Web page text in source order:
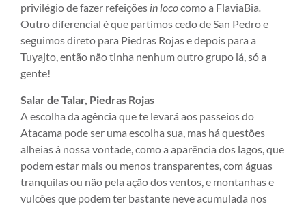
privilégio de fazer refeições in lococomo a FlaviaBia.
Outro diferencial é que partimos cedo de San Pedro e
seguimos direto para Piedras Rojas e depois para a
Tuyajto, então não tinha nenhum outro grupo lá, só a
gente!
Salar de Talar, Piedras Rojas
A escolha da agência que te levará aos passeios do
Atacama pode ser uma escolha sua, mas há questões
alheias à nossa vontade, como a aparência dos lagos, que
podem estar mais ou menos transparentes, com águas
tranquilas ou não pela ação dos ventos, e montanhas e
vulcões que podem ter bastante neve acumulada nos